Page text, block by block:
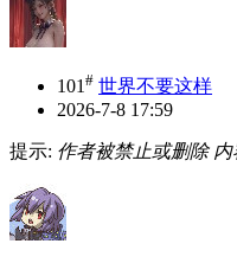
101 # 世界不要这样
2026-7-8 17:59
提示: 作者被禁止或删除